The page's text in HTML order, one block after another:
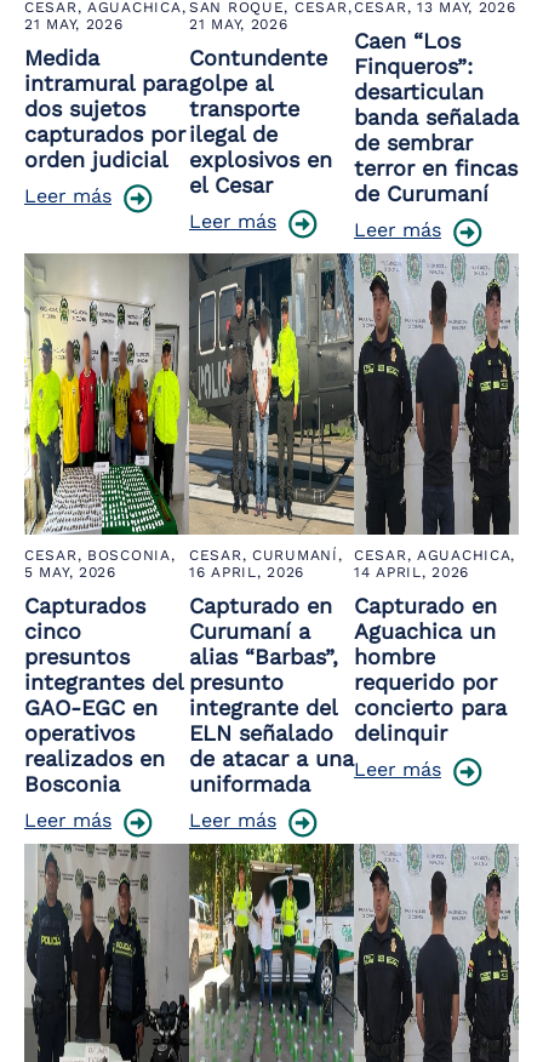
CESAR, AGUACHICA,
21 MAY, 2026
Medida
intramural para
dos sujetos
capturados por
orden judicial
Leer más
SAN ROQUE, CESAR,
21 MAY, 2026
Contundente
golpe al
transporte
ilegal de
explosivos en
el Cesar
Leer más
CESAR,13 MAY, 2026
Caen “Los
Finqueros”:
desarticulan
banda señalada
de sembrar
terror en fincas
de Curumaní
Leer más
CESAR, BOSCONIA,
5 MAY, 2026
Capturados
cinco
presuntos
integrantes del
GAO-EGC en
operativos
realizados en
Bosconia
Leer más
CESAR, CURUMANÍ,
16 APRIL, 2026
Capturado en
Curumaní a
alias “Barbas”,
presunto
integrante del
ELN señalado
de atacar a una
uniformada
Leer más
CESAR, AGUACHICA,
14 APRIL, 2026
Capturado en
Aguachica un
hombre
requerido por
concierto para
delinquir
Leer más